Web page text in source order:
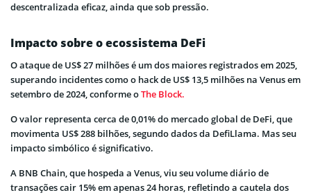
descentralizada eficaz, ainda que sob pressão.
Impacto sobre o ecossistema DeFi
O ataque de US$ 27 milhões é um dos maiores registrados em 2025,
superando incidentes como o hack de US$ 13,5 milhões na Venus em
setembro de 2024, conforme oThe Block.
O valor representa cerca de 0,01% do mercado global de DeFi, que
movimenta US$ 288 bilhões, segundo dados da DefiLlama. Mas seu
impacto simbólico é significativo.
A BNB Chain, que hospeda a Venus, viu seu volume diário de
transações cair 15% em apenas 24 horas, refletindo a cautela dos